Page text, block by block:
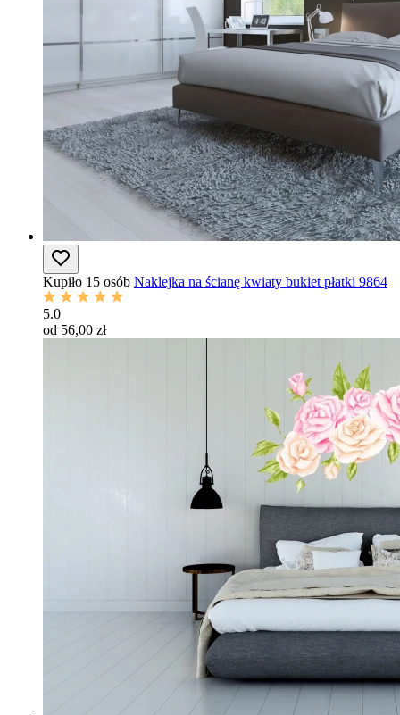
Kupiło 15 osób Naklejka na ścianę kwiaty bukiet płatki 9864
5.0
od 56,00 zł